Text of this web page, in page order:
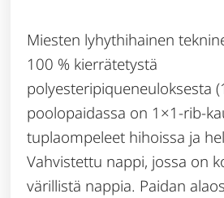
Miesten lyhythihainen
100 % kierrätetystä
polyesteripiqueneuloksesta
poolopaidassa on 1×1-rib-
tuplaompeleet hihoissa ja
Vahvistettu nappi, jossa on
värillistä nappia. Paidan